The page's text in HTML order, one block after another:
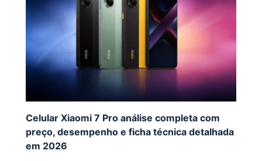
Celular Xiaomi 7 Pro análise completa com
preço, desempenho e ficha técnica detalhada
em 2026